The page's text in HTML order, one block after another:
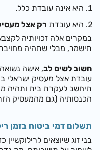
היא אינה עובדת כלל.
היא עובדתרק אצלמעסיק
במקרים אלה זכויותיה
תישמר, מבלי שתהיה מחויבת
חשוב לשים לב, אישה נשואה
עובדת אצל מעסיק ישראלי
תיחשב לעקרת בית ותהיה
הכנסותיה (גם מהמעסיק הזר).
תשלום דמי ביטוח בזמן
בני זוג שיוצאים לרילוקשיין